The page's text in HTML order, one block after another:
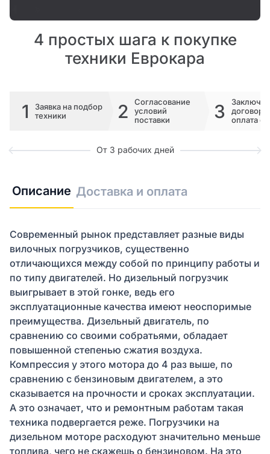
4 простых шага к покупке
техники Еврокара
1
Заявка на подбор
техники
2
Согласование
условий
поставки
3
договора
оплата
От 3 рабочих дней
Описание Доставка и оплата
Современный рынок представляет разные виды
вилочных погрузчиков, существенно
отличающихся между собой по принципу работы и
по типу двигателей. Но дизельный погрузчик
выигрывает в этой гонке, ведь его
эксплуатационные качества имеют неоспоримые
преимущества. Дизельный двигатель, по
сравнению со своими собратьями, обладает
повышенной степенью сжатия воздуха.
Компрессия у этого мотора до 4 раз выше, по
сравнению с бензиновым двигателем, а это
сказывается на прочности и сроках эксплуатации.
А это означает, что и ремонтным работам такая
техника подвергается реже. Погрузчики на
дизельном моторе расходуют значительно меньше
топлива, чего не скажешь о бензиновом. На это